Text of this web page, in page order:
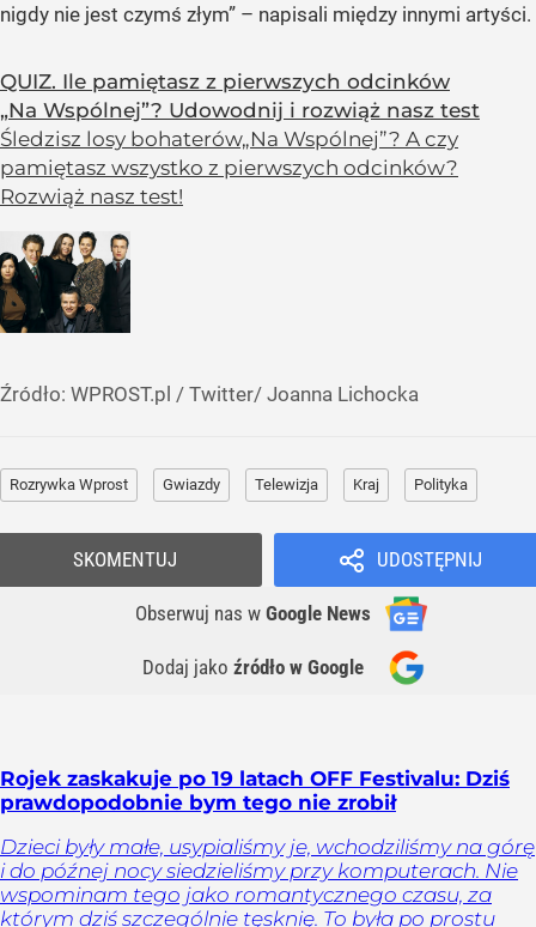
nigdy nie jest czymś złym” – napisali między innymi artyści.
QUIZ. Ile pamiętasz z pierwszych odcinków
„Na Wspólnej”? Udowodnij i rozwiąż nasz test
Śledzisz losy bohaterów„Na Wspólnej”? A czy
pamiętasz wszystko z pierwszych odcinków?
Rozwiąż nasz test!
Źródło: WPROST.pl / Twitter/ Joanna Lichocka
Rozrywka Wprost Gwiazdy Telewizja Kraj Polityka
UDOSTĘPNIJ
Obserwuj nas w Google News
Dodaj jako źródło w Google
SKOMENTUJ
Rojek zaskakuje po 19 latach OFF Festivalu: Dziś
prawdopodobnie bym tego nie zrobił
Dzieci były małe, usypialiśmy je, wchodziliśmy na górę
i do późnej nocy siedzieliśmy przy komputerach. Nie
wspominam tego jako romantycznego czasu, za
którym dziś szczególnie tęsknię. To była po prostu